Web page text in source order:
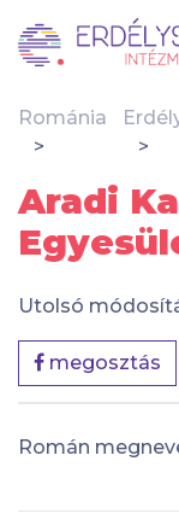
Románia
Aradi
Utolsó
megosztás
Román